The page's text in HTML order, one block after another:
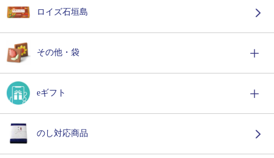
ロイズ石垣島
その他・袋
eギフト
のし対応商品